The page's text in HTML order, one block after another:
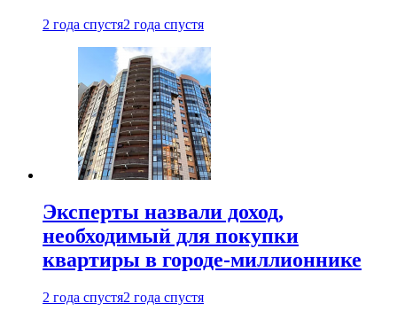
2 года спустя2 года спустя
Эксперты назвали доход,
необходимый для покупки
квартиры в городе-миллионнике
2 года спустя2 года спустя